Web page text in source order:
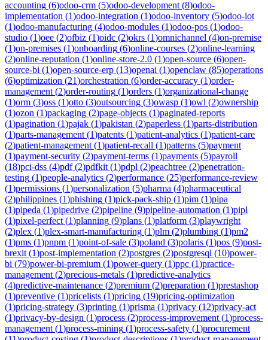
accounting (6)odoo-crm (5)odoo-development (8)odoo-
implementation (1)odoo-integration (1)odoo-inventory (5)odoo-iot
(1)odoo-manufacturing (4)odoo-modules (1)odoo-pos (1)odoo-
studio (1)oee (2)ofbiz (1)oidc (2)okrs (1)omnichannel (4)on-premise
(1)on-premises (1)onboarding (6)online-courses (2)online-learning
(2)online-reputation (1)online-store-2.0 (1)open-source (6)open-
source-bi (1)open-source-erp (13)openai (1)openclaw (85)operations
(6)optimization (21)orchestration (6)order-accuracy (1)order-
management (2)order-routing (1)orders (1)organizational-change
(1)orm (3)oss (1)otto (3)outsourcing (3)owasp (1)owl (2)ownership
(1)ozon (1)packaging (2)page-objects (1)paginated-reports
(1)pagination (1)pajak (1)pakistan (2)paperless (1)parts-distribution
(1)parts-management (1)patents (1)patient-analytics (1)patient-care
(2)patient-management (1)patient-recall (1)patterns (5)payment
(1)payment-security (2)payment-terms (1)payments (5)payroll
(18)pci-dss (4)pdf(2)pdfkit (1)pdpl (2)peachtree (2)penetration-
testing (1)people-analytics (2)performance (25)performance-review
(1)permissions (1)personalization (5)pharma (4)pharmaceutical
(2)philippines (1)phishing (1)pick-pack-ship (1)pim (1)pipa
(1)pipeda (1)pipedrive (2)pipeline (9)pipeline-automation (1)pipl
(1)pixel-perfect (1)planning (9)plans (1)platform (3)playwright
(2)plex (1)plex-smart-manufacturing (1)plm (2)plumbing (1)pm2
(1)pms (1)pnpm (1)point-of-sale (3)poland (3)polaris (1)pos (9)post-
brexit (1)post-implementation (2)postgres (2)postgresql (10)power-
bi (79)power-bi-premium (1)power-query (1)ppc (1)practice-
management (2)precious-metals (1)predictive-analytics
(4)predictive-maintenance (2)premium (2)preparation (1)prestashop
(1)preventive (1)pricelists (1)pricing (19)pricing-optimization
(1)pricing-strategy (3)printing (1)prisma (1)privacy (12)privacy-act
(1)privacy-by-design (1)process (2)process-improvement (1)process-
management (1)process-mining (1)process-safety (1)procurement